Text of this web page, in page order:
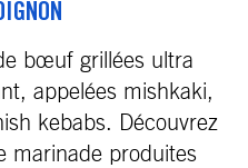
bœuf grillées ultra
appelées mishkaki,
kebabs. Découvrez
marinade produites